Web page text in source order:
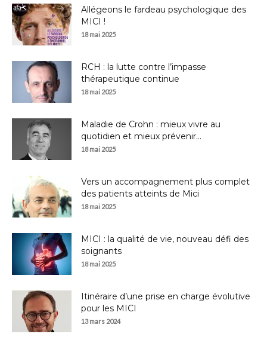
Allégeons le fardeau psychologique des
MICI !
18 mai 2025
RCH : la lutte contre l’impasse
thérapeutique continue
18 mai 2025
Maladie de Crohn : mieux vivre au
quotidien et mieux prévenir...
18 mai 2025
Vers un accompagnement plus complet
des patients atteints de Mici
18 mai 2025
MICI : la qualité de vie, nouveau défi des
soignants
18 mai 2025
Itinéraire d’une prise en charge évolutive
pour les MICI
13 mars 2024